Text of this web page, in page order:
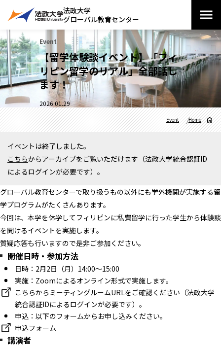
法政大学
グローバル教育センター
Event
【留学体験談イベント】「フィ
リピン留学のリアル」全部話し
ます！
2026.01.29
Home
Event
イベントは終了しました。
こちらからアーカイブをご覧いただけます（法政大学統合認証ID
によるログインが必要です）。
グローバル教育センターで取り扱うもの以外にも学外機関が実施する留
学プログラムがたくさんあります。
今回は、 本学を休学してフィリピンに私費留学に行った学生から体験談
を聞けるイベントを実施します。
質疑応答も行いますので是非ご参加ください。
開催日時・参加方法
日時：2月2日（月）14:00～15:00
実施：Zoomによるオンライン形式で実施します。
こちらからミーティングルームURLをご確認ください（法政大学
統合認証IDによるログインが必要です）。
申込：以下のフォームからお申し込みください。
申込フォーム
講演者